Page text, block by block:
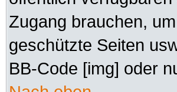
Zugang brauchen,
geschützte Seiten
BB-Code [img] oder